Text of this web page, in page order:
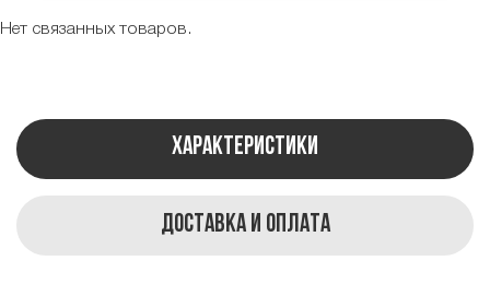
Нет связанных товаров.
Характеристики
Доставка и оплата